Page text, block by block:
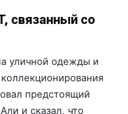
связанный со
уличной одежды и
предстоящий
и сказал, что